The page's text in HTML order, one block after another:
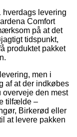
hverdags levering
Comfort
på at det
tidspunkt,
produktet pakket
men i
af at der indkøbes
overveje den mest
tilfælde –
Birkerød eller
at levere pakken